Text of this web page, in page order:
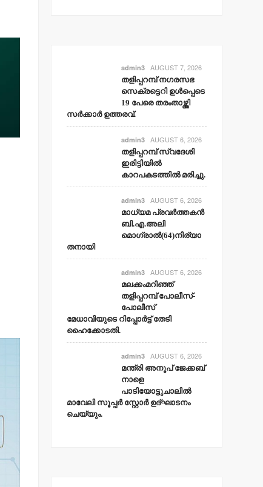
admin3 AUGUST 7, 2026
തളിപ്പറമ്പ് നഗരസഭ
സെക്രട്ടെറി ഉള്‍പ്പെടെ
19 പേരെ തരംതാഴ്ത്തി
സര്‍ക്കാര്‍ ഉത്തരവ്.
admin3 AUGUST 6, 2026
തളിപ്പറമ്പ് സ്വദേശി
ഇരിട്ടിയില്‍
കാറപകടത്തില്‍ മരിച്ചു.
admin3 AUGUST 6, 2026
മാധ്യമ പ്രവര്‍ത്തകന്‍
ബി.എ.അലി
മൊഗ്രാല്‍(64)നിര്യാ
തനായി
admin3 AUGUST 6, 2026
മലക്കംമറിഞ്ഞ്
തളിപ്പറമ്പ് പോലീസ്-
പോലീസ്
മേധാവിയുടെ റിപ്പോര്‍ട്ട് തേടി
ഹൈക്കോടതി.
admin3 AUGUST 6, 2026
മന്ത്രി അനൂപ് ജേക്കബ്
നാളെ
പാടിയോട്ടുചാലില്‍
മാവേലി സൂപ്പര്‍ സ്റ്റോര്‍ ഉദ്ഘാടനം
ചെയ്യും.